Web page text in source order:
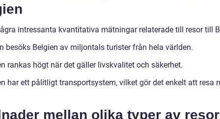
intressanta kvantitativa mätningar relaterade till resor till
besöks Belgien av miljontals turister från hela världen.
rankas högt när det gäller livskvalitet och säkerhet.
har ett pålitligt transportsystem, vilket gör det enkelt att resa
mellan olika typer av